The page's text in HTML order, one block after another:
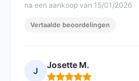
na een aankoop van 15/01/2026
Vertaalde beoordelingen
J
Josette M.